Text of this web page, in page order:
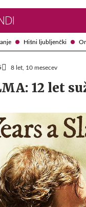
Hišni ljubljenčki
8 let, 10 mesecev
12 let